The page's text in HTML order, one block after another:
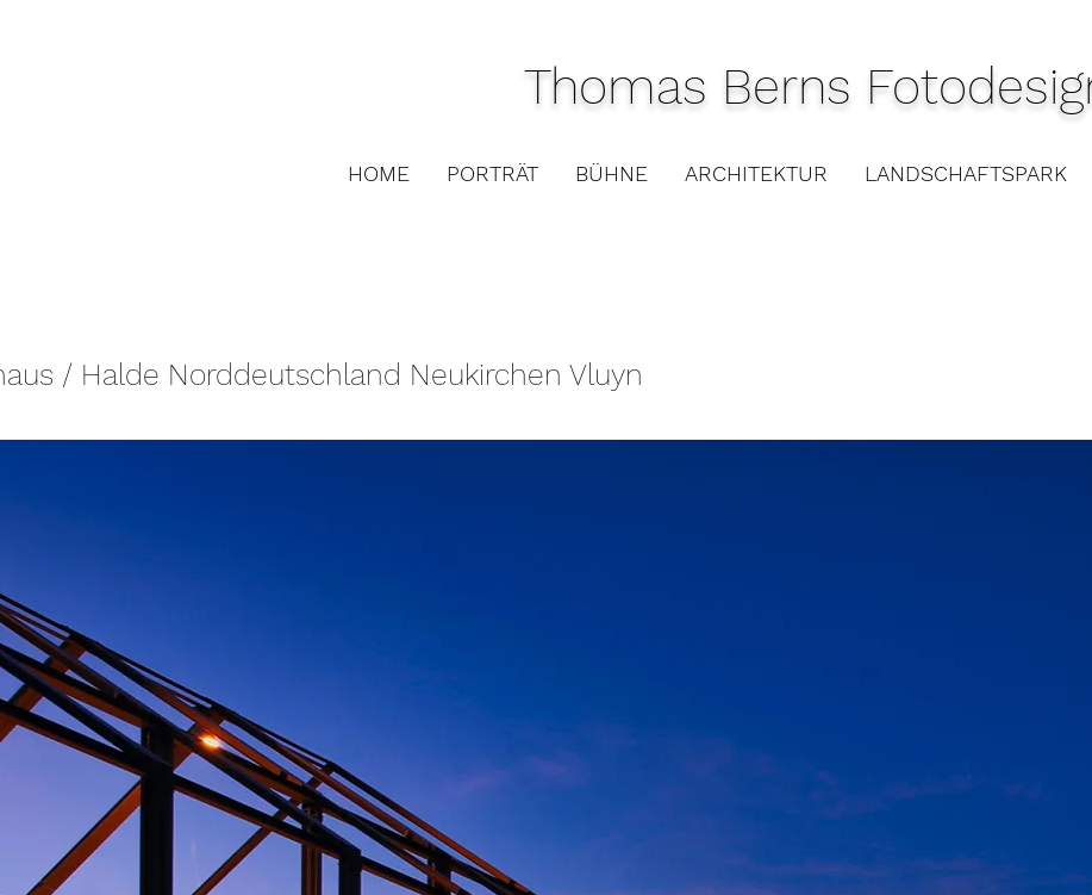
Thomas Berns
HOME PORTRÄT BÜHNE ARCHITEKTUR LANDSCHAFTSPARK
/ Halde Norddeutschland Neukirchen Vluyn